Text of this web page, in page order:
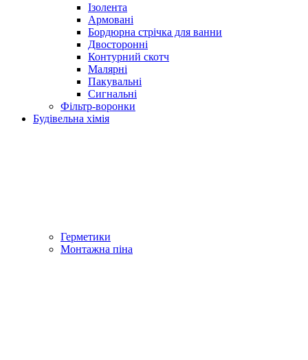
Ізолента
Армовані
Бордюрна стрічка для ванни
Двосторонні
Контурний скотч
Малярні
Пакувальні
Сигнальні
Фільтр-воронки
Будівельна хімія
Герметики
Монтажна піна